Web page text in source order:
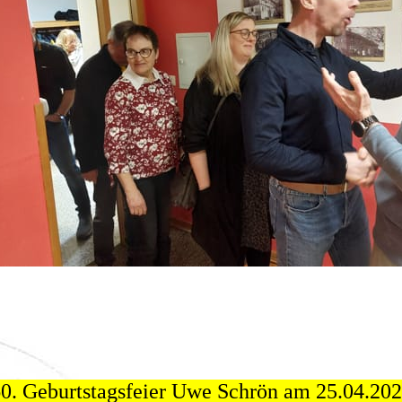
Geburtstagsfeier Uwe Schrön am